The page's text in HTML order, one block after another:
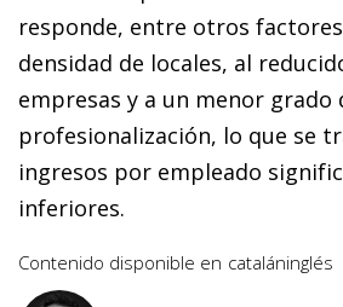
responde, entre otros
densidad de locales, al
empresas y a un menor grado
profesionalización, lo que se
ingresos por empleado
inferiores.
Contenido disponible en cataláninglés